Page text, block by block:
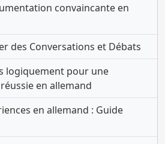
convaincante en
des Conversations et Débats
logiquement pour une
en allemand
en allemand : Guide